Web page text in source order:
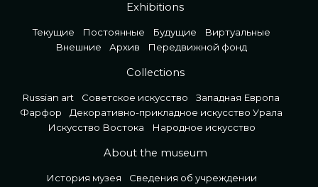
Exhibitions
Текущие Постоянные Будущие
Виртуальные
Внешние
Архив Передвижной фонд
Collections
Russian art Советское искусство
Западная Европа
Фарфор
Декоративно-прикладное искусство Урала
Искусство Востока
Народное искусство
About the museum
История музея
Сведения об учреждении